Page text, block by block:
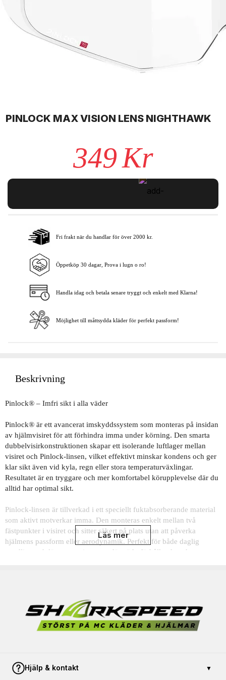
PINLOCK MAX VISION LENS NIGHTHAWK
349Kr
Lägg i varukorgen
Fri frakt när du handlar för över 2000 kr.
Öppetköp 30 dagar, Prova i lugn o ro!
Handla idag och betala senare tryggt och enkelt med Klarna!
Möjlighet till måttsydda kläder för perfekt passform!
Beskrivning
Pinlock® – Imfri sikt i alla väder
Pinlock® är ett avancerat imskyddssystem som monteras på insidan
av hjälmvisiret för att förhindra imma under körning. Den smarta
dubbelvisirkonstruktionen skapar ett isolerande luftlager mellan
visiret och Pinlock-linsen, vilket effektivt minskar kondens och ger
klar sikt även vid kyla, regn eller stora temperaturväxlingar.
Resultatet är en tryggare och mer komfortabel körupplevelse där du
alltid har optimal sikt.
Pinlock-linsen är tillverkad i ett speciellt fuktabsorberande material
som aktivt motverkar imma. Den monteras enkelt mellan två
fästpunkter i visiret och sitter säkert på plats utan att påverka
hjälmens passform eller aerodynamik. Perfekt för både daglig
pendling och längre touringresor där väderförhållandena kan
Effektivt imskydd för klar sikt i alla väder
Dubbelvisir-teknologi med isolerande luftlager
Enkel montering i visirets Pinlock-fästen
Läs mer
Hjälp & kontakt ▼